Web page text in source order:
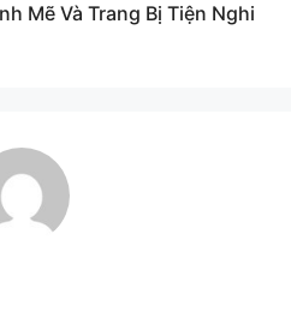
Mẽ Và Trang Bị Tiện Nghi